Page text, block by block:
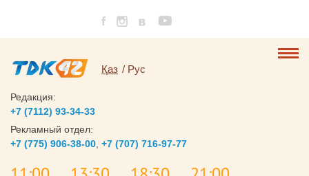
Қаз Рус
Редакция:
+7 (7112) 93-34-33
Рекламный отдел:
+7 (775) 906-38-00 +7 (707) 716-97-77